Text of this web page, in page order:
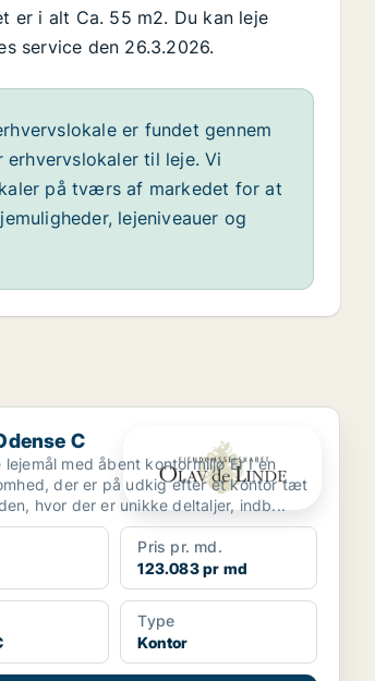
er i alt Ca. 55 m2. Du kan leje
service den 26.3.2026.
er fundet gennem
erhvervslokaler til leje. Vi
på tværs af markedet for at
lejeniveauer og
C
C
med åbent kontormiljø Er I en
der er på udkig efter et kontor tæt
hvor der er unikke deltaljer, indb...
Pris pr. md.
123.083 pr md
Type
Kontor